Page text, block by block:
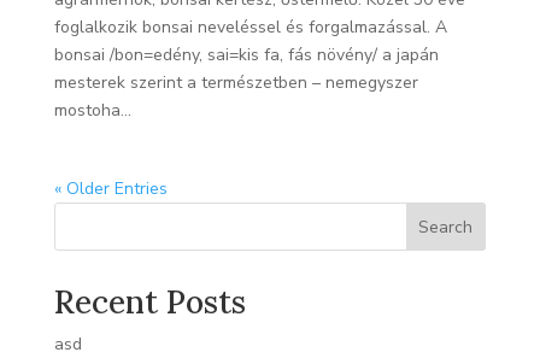
foglalkozik bonsai neveléssel és forgalmazással. A
bonsai /bon=edény, sai=kis fa, fás növény/ a japán
mesterek szerint a természetben – nemegyszer
mostoha...
« Older Entries
Search
Recent Posts
asd